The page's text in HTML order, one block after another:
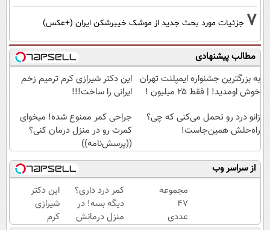
7 جزئیات مورد بحث جدید از موشک خیبرشکن ایران (+عکس)
مطالب پیشنهادی
به بزرگترین جشنواره ایمپلنت تهران
خوش اومدید! | فقط ۲۵ میلیون !
این دکتر شیرازی کرم ترمیم زخم
ایرانی را ساخت!!!
زانو درد رو تحمل می‌کنی که چی؟
راه‌حلش همین‌جاست!
جراحی کمر ممنوع شده! میخوای
کمرت رو در منزل درمان کنی؟
((پرسش‌نامه))
از سراسر وب
مجموعه
47
عددی
کمر درد داری؟
دیگه بسه! در
منزل درمانش
این دکتر
شیرازی
کرم